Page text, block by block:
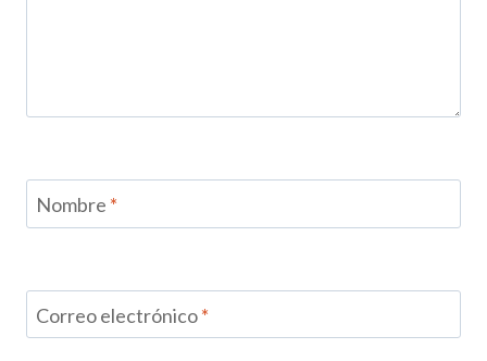
Nombre *
Correo electrónico*